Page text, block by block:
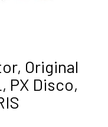
Original
PX Disco,